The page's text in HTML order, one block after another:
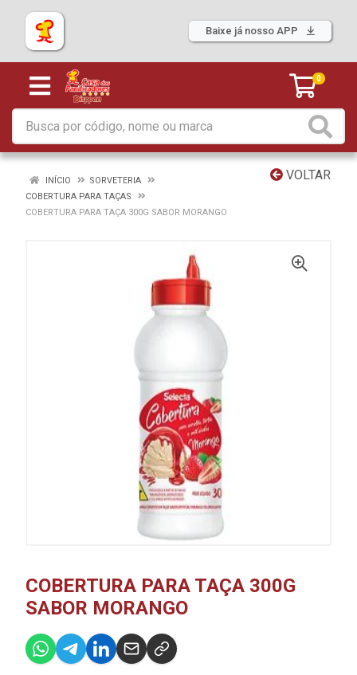
Baixe já nosso APP
0
VOLTAR
INÍCIO
SORVETERIA
COBERTURA PARA TAÇAS
COBERTURA PARA TAÇA 300G SABOR MORANGO
COBERTURA PARA TAÇA 300G
SABOR MORANGO